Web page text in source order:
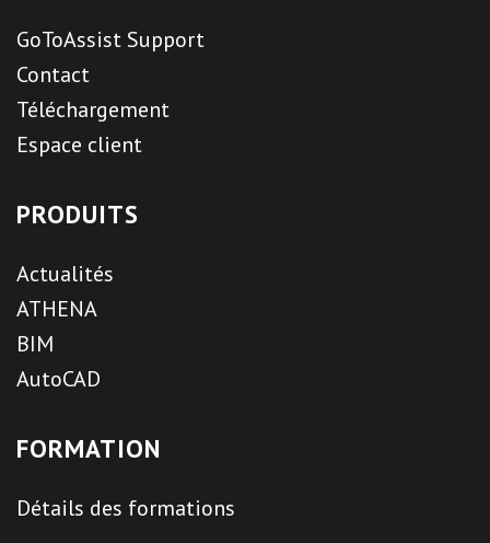
GoToAssist Support
Contact
Téléchargement
Espace client
PRODUITS
Actualités
ATHENA
BIM
AutoCAD
FORMATION
Détails des formations